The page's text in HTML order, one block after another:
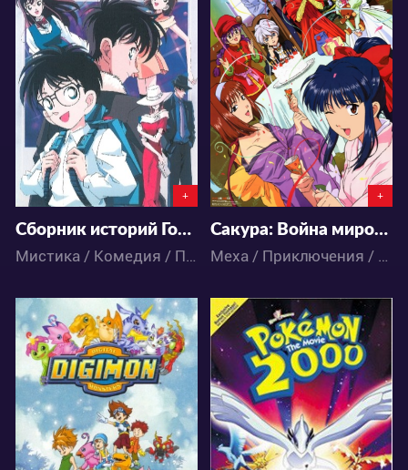
4519
1
+
Сборник историй Госё Аоямы
Мистика / Комедия / Приключения / Сёнэн / Аниме
4609
0 2
+
Сакура: Война миров 2
Меха / Приключения / Сёнэн / Фантастика / Аниме
12259 40724